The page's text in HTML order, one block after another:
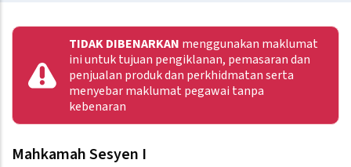
TIDAK DIBENARKAN menggunakan maklumat
ini untuk tujuan pengiklanan, pemasaran dan
penjualan produk dan perkhidmatan serta
menyebar maklumat pegawai tanpa
kebenaran
Mahkamah Sesyen I